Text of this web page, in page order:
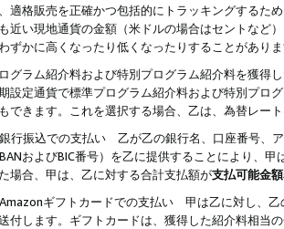
適格販売を正確かつ包括的にトラッキングするた
近い現地通貨の金額（米ドルの場合はセントなど
ずかに高くなったり低くなったりすることがあり
グラム紹介料および特別プログラム紹介料を獲得
設定通貨で標準プログラム紹介料および特別プロ
できます。これを選択する場合、乙は、為替レー
銀行振込での支払い 乙が乙の銀行名、口座番号、
およびBIC番号）を乙に提供することにより、
場合、甲は、乙に対する合計支払額が支払可能金
Amazonギフトカードでの支払い 甲は乙に対し、乙
付します。ギフトカードは、獲得した紹介料相当